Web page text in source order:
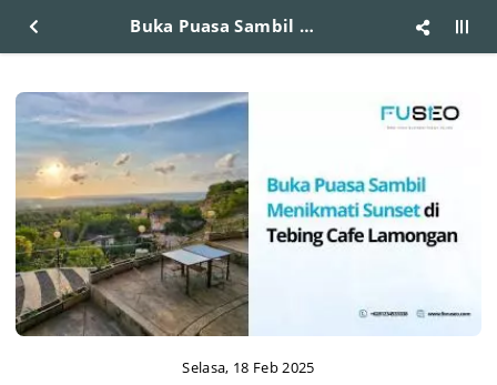
Buka Puasa Sambil Menikmati Sunset di Tebing Cafe Lamongan
Selasa, 18 Feb 2025